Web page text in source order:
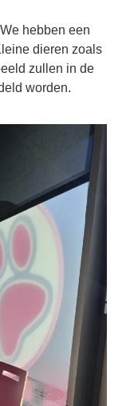
hebben een
dieren zoals
zullen in de
worden.